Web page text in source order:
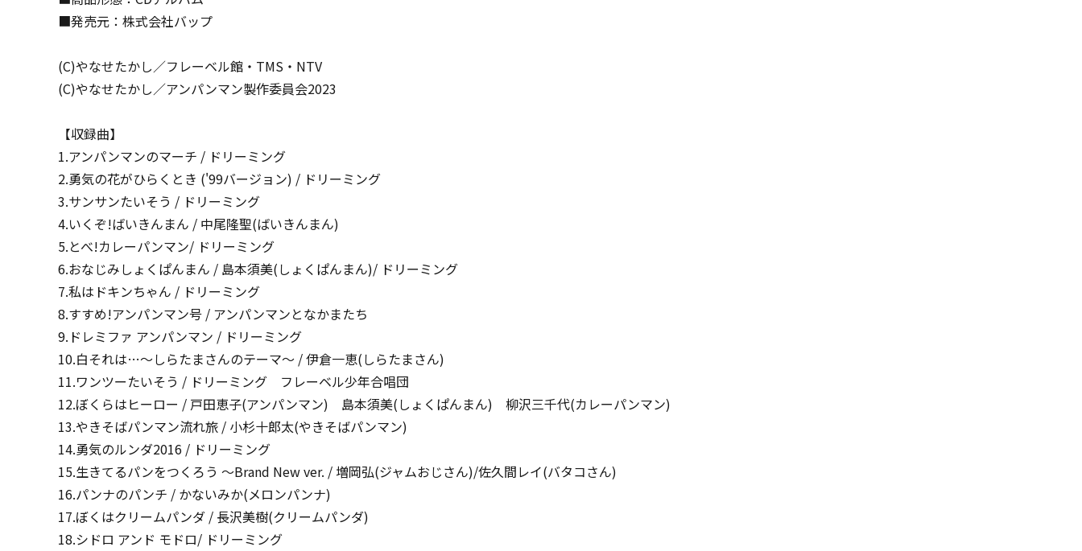
■発売元：株式会社バップ
(C)やなせたかし／フレーベル館・TMS・NTV
(C)やなせたかし／アンパンマン製作委員会2023
【収録曲】
1.アンパンマンのマーチ / ドリーミング
2.勇気の花がひらくとき ('99バージョン) / ドリーミング
3.サンサンたいそう / ドリーミング
4.いくぞ!ばいきんまん / 中尾隆聖(ばいきんまん)
5.とべ!カレーパンマン/ ドリーミング
6.おなじみしょくぱんまん / 島本須美(しょくぱんまん)/ ドリーミング
7.私はドキンちゃん / ドリーミング
8.すすめ!アンパンマン号 / アンパンマンとなかまたち
9.ドレミファ アンパンマン / ドリーミング
10.白それは…～しらたまさんのテーマ～ / 伊倉一恵(しらたまさん)
11.ワンツーたいそう / ドリーミング フレーベル少年合唱団
12.ぼくらはヒーロー / 戸田恵子(アンパンマン) 島本須美(しょくぱんまん) 柳沢三千代(カレーパンマン)
13.やきそばパンマン流れ旅 / 小杉十郎太(やきそばパンマン)
14.勇気のルンダ2016 / ドリーミング
15.生きてるパンをつくろう ～Brand New ver. / 増岡弘(ジャムおじさん)/佐久間レイ(バタコさん)
16.パンナのパンチ / かないみか(メロンパンナ)
17.ぼくはクリームパンダ / 長沢美樹(クリームパンダ)
18.シドロ アンド モドロ/ ドリーミング